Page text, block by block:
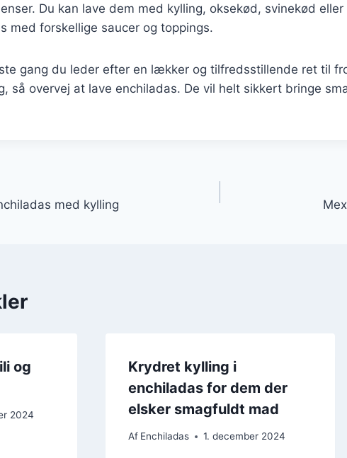
Du kan lave dem med kylling, oksekød, svinekød
med forskellige saucer og toppings.
gang du leder efter en lækker og tilfredsstillende ret til
så overvej at lave enchiladas. De vil helt sikkert bringe
med kylling
og
2024
Krydret kylling i
enchiladas for dem der
elsker smagfuldt mad
Af Enchiladas 1. december 2024